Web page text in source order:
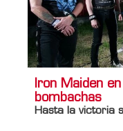
Iron Maiden
bombachas
Hasta la victoria